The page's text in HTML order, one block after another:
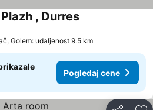
, Durres
Golem: udaljenost 9.5 km
Pogledaj cene